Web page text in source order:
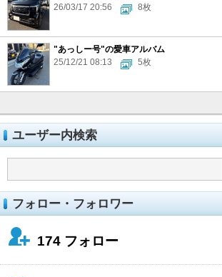
26/03/17 20:56
8枚
"あっしー号"の愛車アルバム
25/12/21 08:13
5枚
ユーザー内検索
フォロー・フォロワー
174 フォロー